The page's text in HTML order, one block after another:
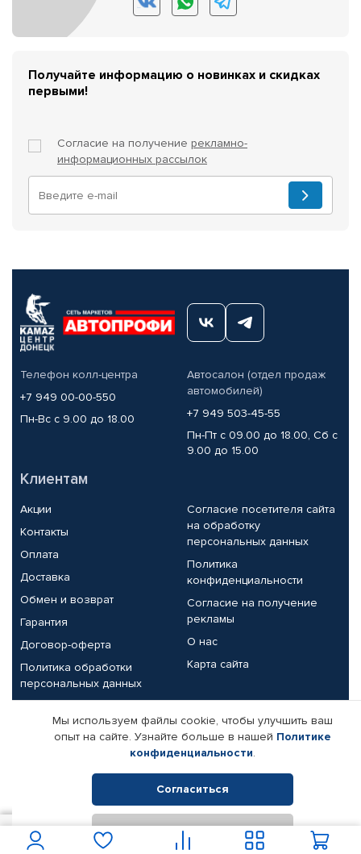
Получайте информацию о новинках и скидках
первыми!
Согласие на получение рекламно-
информационных рассылок
Телефон колл-центра
+7 949 00-00-550
Пн-Вс с 9.00 до 18.00
Автосалон (отдел продаж
автомобилей)
+7 949 503-45-55
Пн-Пт с 09.00 до 18.00, Сб с
9.00 до 15.00
Клиентам
Акции
Контакты
Оплата
Доставка
Обмен и возврат
Гарантия
Договор-оферта
Политика обработки
персональных данных
Согласие посетителя сайта
на обработку
персональных данных
Политика
конфиденциальности
Согласие на получение
рекламы
О нас
Карта сайта
Партнерам
Корпоративным клиентам
Поставщикам
Реквизиты компании
© КАМАЗ ЦЕНТР ДОНЕЦК, 2015-2026. Все права защищены.
Интернет-магазин автомобильных товаров Автопрофи.
Мы используем файлы cookie, чтобы улучшить ваш
опыт на сайте. Узнайте больше в нашей Политике
конфиденциальности.
Согласиться
Отклонить
В корзину